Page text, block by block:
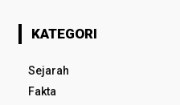
KATEGORI
Sejarah
Fakta